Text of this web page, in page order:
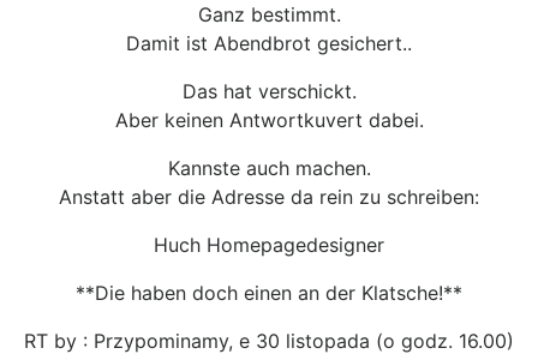
Ganz bestimmt.
Damit ist Abendbrot gesichert..
Das hat verschickt.
Aber keinen Antwortkuvert dabei.
Kannste auch machen.
Anstatt aber die Adresse da rein zu schreiben:
Huch Homepagedesigner
**Die haben doch einen an der Klatsche!**
RT by : Przypominamy, e 30 listopada (o godz. 16.00)